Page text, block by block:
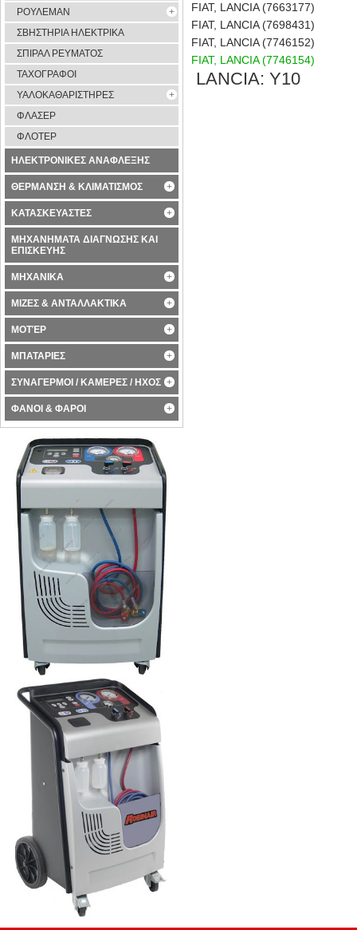
FIAT, LANCIA (7663177)
FIAT, LANCIA (7698431)
FIAT, LANCIA (7746152)
FIAT, LANCIA (7746154)
LANCIA: Y10
ΡΟΥΛΕΜΑΝ
ΣΒΗΣΤΗΡΙΑ ΗΛΕΚΤΡΙΚΑ
ΣΠΙΡΑΛ ΡΕΥΜΑΤΟΣ
ΤΑΧΟΓΡΑΦΟΙ
ΥΑΛΟΚΑΘΑΡΙΣΤΗΡΕΣ
ΦΛΑΣΕΡ
ΦΛΟΤΕΡ
ΗΛΕΚΤΡΟΝΙΚΕΣ ΑΝΑΦΛΕΞΗΣ
ΘΕΡΜΑΝΣΗ & ΚΛΙΜΑΤΙΣΜΟΣ
ΚΑΤΑΣΚΕΥΑΣΤΕΣ
ΜΗΧΑΝΗΜΑΤΑ ΔΙΑΓΝΩΣΗΣ ΚΑΙ
ΕΠΙΣΚΕΥΗΣ
ΜΗΧΑΝΙΚΑ
ΜΙΖΕΣ & ΑΝΤΑΛΛΑΚΤΙΚΑ
ΜΟΤΈΡ
ΜΠΑΤΑΡΙΕΣ
ΣΥΝΑΓΕΡΜΟΙ / ΚΑΜΕΡΕΣ / ΗΧΟΣ
ΦΑΝΟΙ & ΦΑΡΟΙ